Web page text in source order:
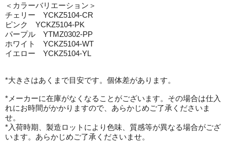
＜カラーバリエーション＞
チェリー YCKZ5104-CR
ピンク YCKZ5104-PK
パープル YTMZ0302-PP
ホワイト YCKZ5104-WT
イエロー YCKZ5104-YL
*大きさはあくまで目安です。個体差があります。
*メーカーに在庫がなくなることがございます。その場合は仕入
れにお時間がかかりますので、あらかじめご了承くださいま
せ。
*入荷時期、製造ロットにより色味、質感等が異なる場合がござ
います。あらかじめご了承くださいませ。